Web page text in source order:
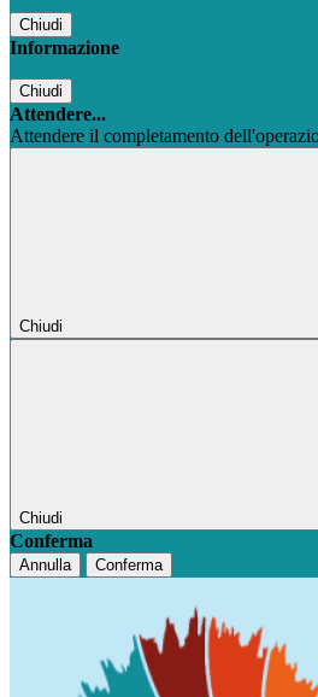
Chiudi
Informazione
Chiudi
Attendere...
Attendere il completamento
Chiudi
Chiudi
Conferma
Annulla Conferma